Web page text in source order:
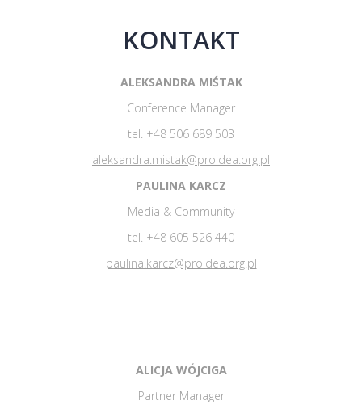
KONTAKT
ALEKSANDRA MIŚTAK
Conference Manager
tel. +48 506 689 503
aleksandra.mistak@proidea.org.pl
PAULINA KARCZ
Media & Community
tel. +48 605 526 440
paulina.karcz@proidea.org.pl
ALICJA WÓJCIGA
Partner Manager